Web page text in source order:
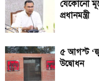
যেকোনো
প্রধানমন্ত্রী
৫ আগস্ট
উদ্বোধন